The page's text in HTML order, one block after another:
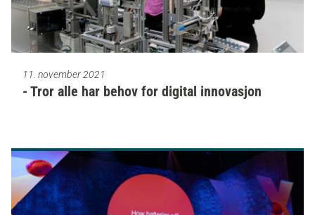
11. november 2021
- Tror alle har behov for digital innovasjon